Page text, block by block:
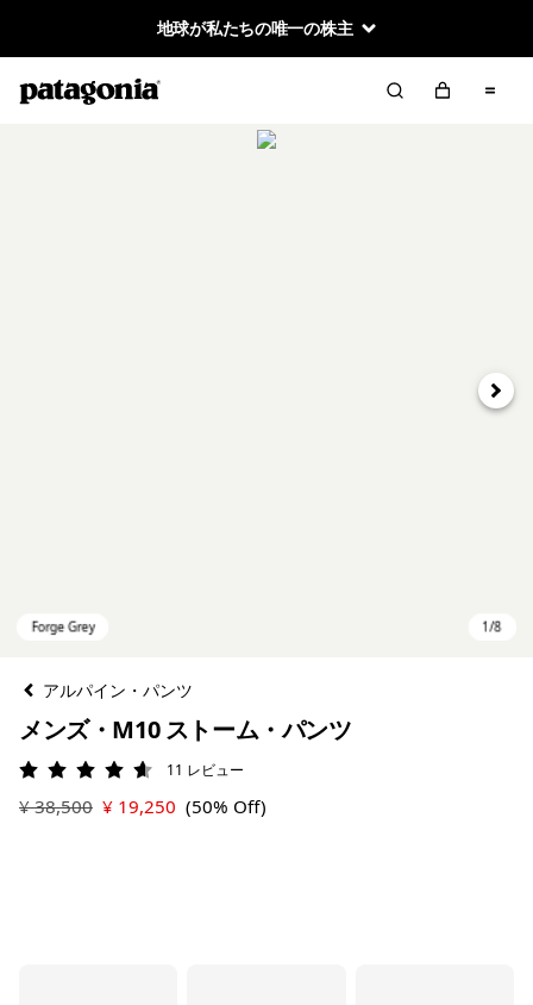
地球が私たちの唯一の株主
次へ
アルパイン・パンツ
メンズ・M10 ストーム・パンツ
評価: 4.6 / 5
11 レビュー
¥ 38,500 ¥ 19,250 (50% Off)